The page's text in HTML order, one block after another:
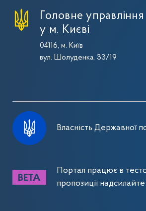
Головне
у м. Києві
04116, м. Київ
вул. Шолуденка, 33/19
Власність Державної
Портал працює в
пропозиції